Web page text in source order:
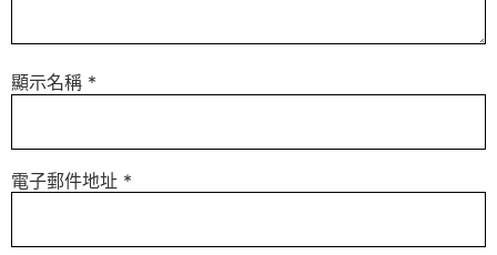
顯示名稱 *
電子郵件地址 *